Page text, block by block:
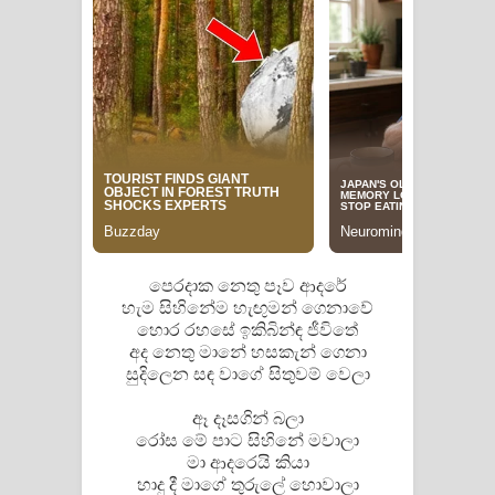
Manobhawa Song Lyrics - මනෝභව
ගීතයේ පද පෙළ
Akahe Indala Song Lyrics - ආකාහේ
ඉඳලා ගීතයේ පද පෙළ
Raawaya Song Lyrics - රාවය ගීතයේ
Saddeta Denna Song Lyrics - සද්දෙට
දෙන්න ගීතයේ පද පෙළ
Kaalaya Song Lyrics - කාලය ගීතයේ පද
පෙළ
පෙරදාක නෙතු පෑව ආදරේ
හැම සිහිනේම හැඟුමන් ගෙනාවේ
හොර රහසේ ඉකිබින්ඳ ජීවිතේ
අද නෙතු මානේ හසකැන් ගෙනා
සුදිලෙන සඳ වාගේ සිතුවම් වෙලා
ඈ දෑසගින් බලා
රෝස මේ පාට සිහිනේ මවාලා
මා ආදරෙයි කියා
හාදු දී මාගේ තුරුලේ හොවාලා